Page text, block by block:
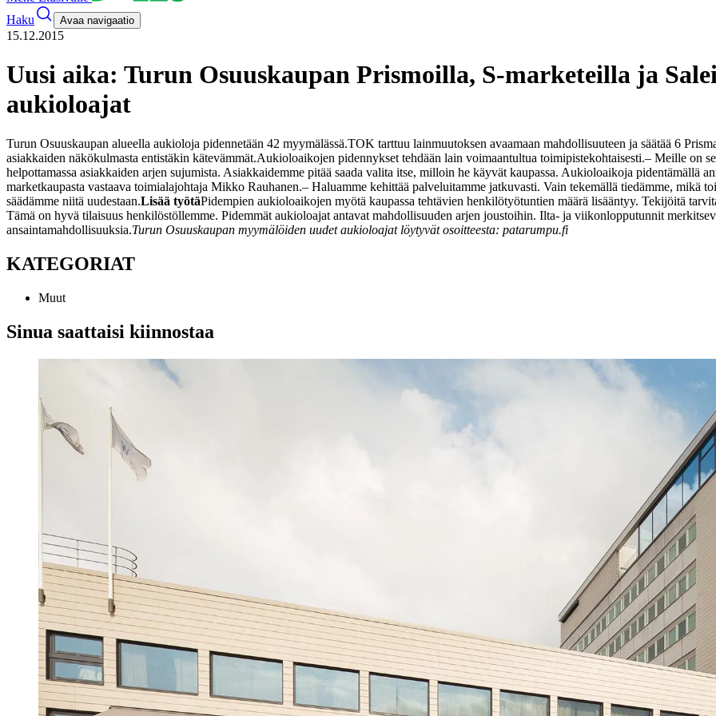
Haku
Avaa navigaatio
15.12.2015
Uusi aika: Turun Osuuskaupan Prismoilla, S-marketeilla ja
aukioloajat
Turun Osuuskaupan alueella aukioloja pidennetään 42 myymälässä.TOK tarttuu lainmuutoksen avaamaan mahdollisuuteen ja säätää 6
asiakkaiden näkökulmasta entistäkin kätevämmät.Aukioloaikojen pidennykset tehdään lain voimaantultua toimipistekohtaisesti.– Meille on
helpottamassa asiakkaiden arjen sujumista. Asiakkaidemme pitää saada valita itse, milloin he käyvät kaupassa. Aukioloaikoja pidentämällä
marketkaupasta vastaava toimialajohtaja Mikko Rauhanen.– Haluamme kehittää palveluitamme jatkuvasti. Vain tekemällä tiedämme, mikä
säädämme niitä uudestaan.Lisää työtäPidempien aukioloaikojen myötä kaupassa tehtävien henkilötyötuntien määrä lisääntyy. Tekijöitä
Tämä on hyvä tilaisuus henkilöstöllemme. Pidemmät aukioloajat antavat mahdollisuuden arjen joustoihin. Ilta- ja viikonlopputunnit
ansaintamahdollisuuksia.Turun Osuuskaupan myymälöiden uudet aukioloajat löytyvät osoitteesta: patarumpu.fi
KATEGORIAT
Muut
Sinua saattaisi kiinnostaa